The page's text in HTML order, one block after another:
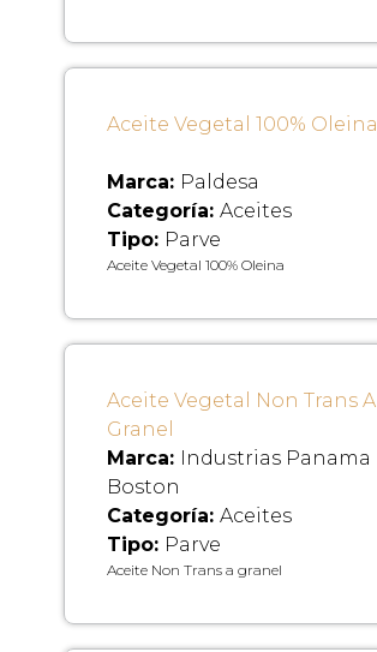
Aceite Vegetal 100% Oleina
Marca: Paldesa
Categoría: Aceites
Tipo: Parve
Aceite Vegetal 100% Oleina
Aceite Vegetal Non Trans A
Granel
Marca: Industrias Panama
Boston
Categoría: Aceites
Tipo: Parve
Aceite Non Trans a granel